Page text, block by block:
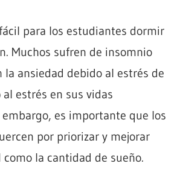
para los estudiantes dormir
Muchos sufren de insomnio
la ansiedad debido al estrés de
al estrés en sus vidas
embargo, es importante que los
por priorizar y mejorar
la cantidad de sueño.